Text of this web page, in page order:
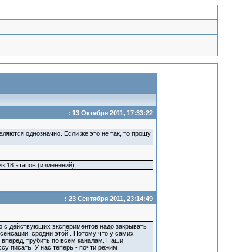
: 13 Октября 2011, 17:33:22
однозначно. Если же это не так, то прошу
18 этапов (изменений).
: 23 Сентября 2011, 23:14:49
действующих экспериментов надо закрывать
сродни этой . Потому что у самих
вперед, трубить по всем каналам. Наши
писать. У нас теперь - почти режим